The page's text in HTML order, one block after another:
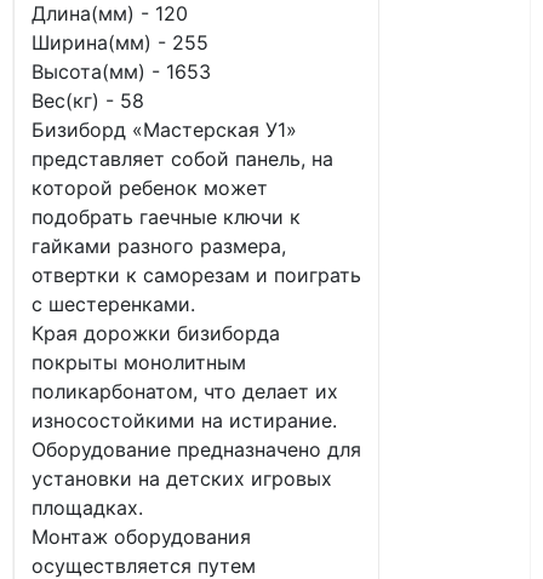
Длина(мм) - 120
Ширина(мм) - 255
Высота(мм) - 1653
Вес(кг) - 58
Бизиборд «Мастерская У1»
представляет собой панель, на
которой ребенок может
подобрать гаечные ключи к
гайками разного размера,
отвертки к саморезам и поиграть
с шестеренками.
Края дорожки бизиборда
покрыты монолитным
поликарбонатом, что делает их
износостойкими на истирание.
Оборудование предназначено для
установки на детских игровых
площадках.
Монтаж оборудования
осуществляется путем